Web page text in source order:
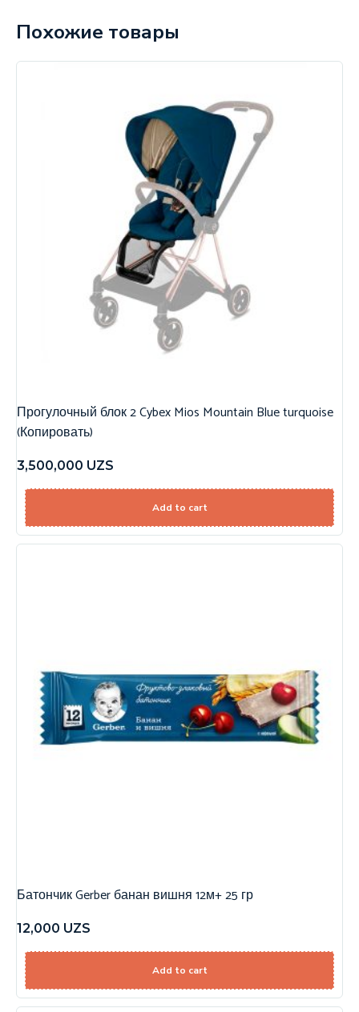
Похожие товары
Прогулочный блок 2 Cybex Mios Mountain Blue turquoise
(Копировать)
3,500,000 UZS
Add to cart
Батончик Gerber банан вишня 12м+ 25 гр
12,000 UZS
Add to cart